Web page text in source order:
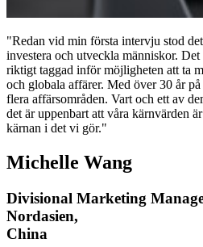
"Redan vid min första intervju stod
investera och utveckla människor.
riktigt taggad inför möjligheten att ta
och globala affärer. Med över 30 år
flera affärsområden. Vart och ett av
det är uppenbart att våra kärnvärden
kärnan i det vi gör."
Michelle Wang
Divisional Marketing
Nordasien,
China